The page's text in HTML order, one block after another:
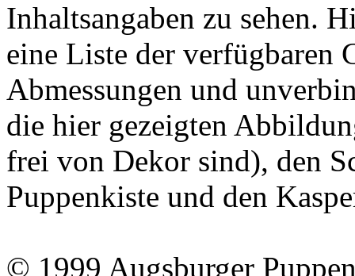
Inhaltsangaben zu sehen.
eine Liste der verfügbaren
Abmessungen und
die hier gezeigten
frei von Dekor sind), den
Puppenkiste und den
© 1999 Augsburger